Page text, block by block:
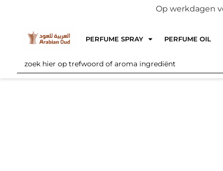
Op werkdagen
PERFUME SPRAY PERFUME OIL